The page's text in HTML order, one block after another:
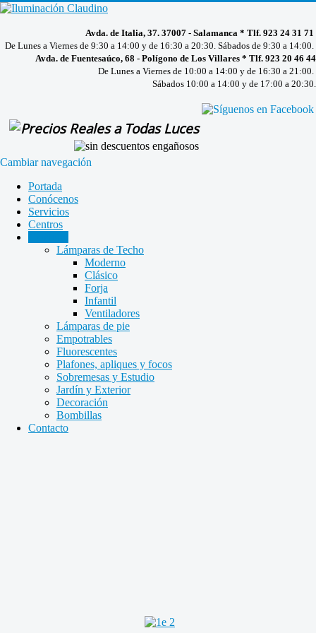
Avda. de Italia, 37. 37007 - Salamanca * Tlf. 923 24 31 71
De Lunes a Viernes de 9:30 a 14:00 y de 16:30 a 20:30. Sábados de 9:30 a 14:00.
Avda. de Fuentesaúco, 68 - Polígono de Los Villares * Tlf. 923 20 46 44
De Lunes a Viernes de 10:00 a 14:00 y de 16:30 a 21:00.
Sábados 10:00 a 14:00 y de 17:00 a 20:30.
Cambiar navegación
Portada
Conócenos
Servicios
Centros
Lámparas de Techo
Moderno
Clásico
Forja
Infantil
Ventiladores
Lámparas de pie
Empotrables
Fluorescentes
Plafones, apliques y focos
Sobremesas y Estudio
Jardín y Exterior
Decoración
Bombillas
Contacto